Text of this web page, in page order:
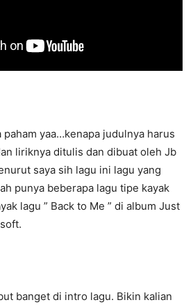
yaa…kenapa judulnya harus
liriknya ditulis dan dibuat oleh Jb
saya sih lagu ini lagu yang
punya beberapa lagu tipe kayak
lagu ” Back to Me ” di album Just
banget di intro lagu. Bikin kalian